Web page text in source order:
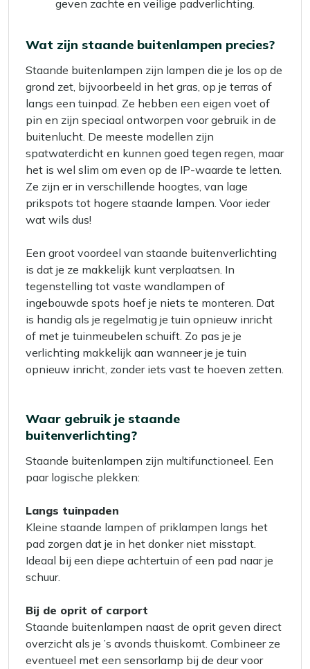
Wat zijn staande buitenlampen precies?
Staande buitenlampen zijn lampen die je los op de
grond zet, bijvoorbeeld in het gras, op je terras of
langs een tuinpad. Ze hebben een eigen voet of
pin en zijn speciaal ontworpen voor gebruik in de
buitenlucht. De meeste modellen zijn
spatwaterdicht en kunnen goed tegen regen, maar
het is wel slim om even op de IP-waarde te letten.
Ze zijn er in verschillende hoogtes, van lage
prikspots tot hogere staande lampen. Voor ieder
wat wils dus!
Een groot voordeel van staande buitenverlichting
is dat je ze makkelijk kunt verplaatsen. In
tegenstelling tot vaste wandlampen of
ingebouwde spots hoef je niets te monteren. Dat
is handig als je regelmatig je tuin opnieuw inricht
of met je tuinmeubelen schuift. Zo pas je je
verlichting makkelijk aan wanneer je je tuin
opnieuw inricht, zonder iets vast te hoeven zetten.
Waar gebruik je staande
buitenverlichting?
Staande buitenlampen zijn multifunctioneel. Een
paar logische plekken:
Langs tuinpaden
Kleine staande lampen of priklampen langs het
pad zorgen dat je in het donker niet misstapt.
Ideaal bij een diepe achtertuin of een pad naar je
schuur.
Bij de oprit of carport
Staande buitenlampen naast de oprit geven direct
overzicht als je ’s avonds thuiskomt. Combineer ze
eventueel met een sensorlamp bij de deur voor